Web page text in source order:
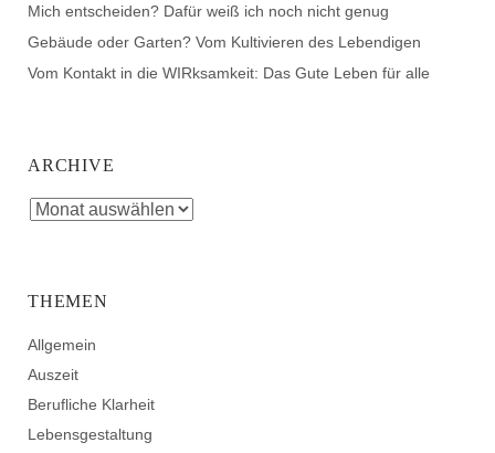
Mich entscheiden? Dafür weiß ich noch nicht genug
Gebäude oder Garten? Vom Kultivieren des Lebendigen
Vom Kontakt in die WIRksamkeit: Das Gute Leben für alle
ARCHIVE
THEMEN
Allgemein
Auszeit
Berufliche Klarheit
Lebensgestaltung